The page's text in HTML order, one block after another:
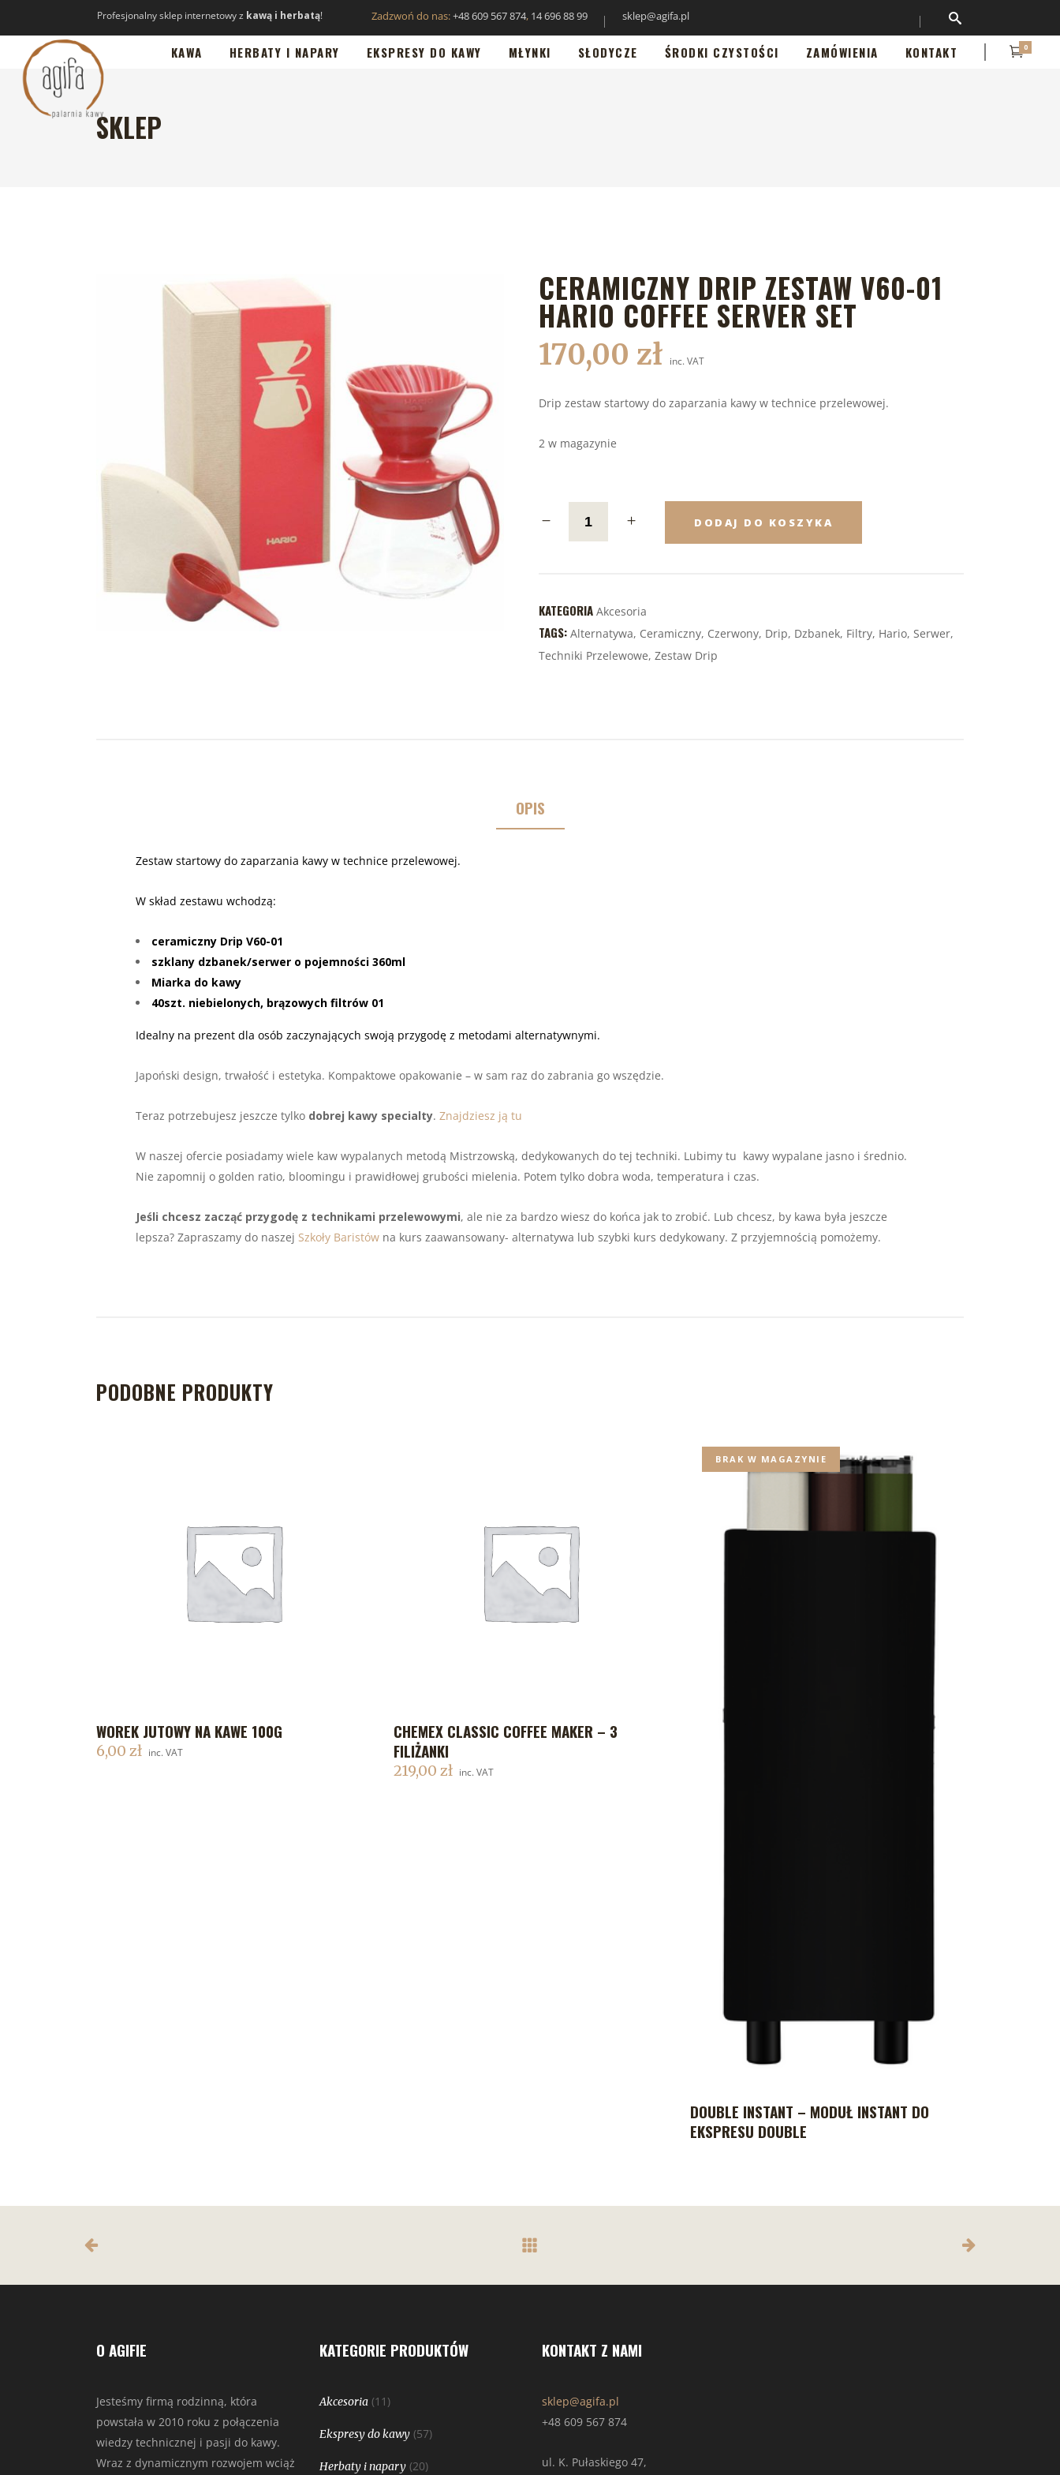
Profesjonalny sklep internetowy z kawą i herbatą! Zadzwoń do nas:+48 609 567 874, 14 696 88 99 sklep@agifa.pl
KAWA HERBATY I NAPARY EKSPRESY DO KAWY MŁYNKI SŁODYCZE ŚRODKI CZYSTOŚCI ZAMÓWIENIA KONTAKT 0
SKLEP
CERAMICZNY DRIP ZESTAW V60-01
HARIO COFFEE SERVER SET
170,00 zł inc. VAT
Drip zestaw startowy do zaparzania kawy w technice przelewowej.
2 w magazynie
DODAJ DO KOSZYKA
KATEGORIA Akcesoria
TAGS: Alternatywa, Ceramiczny, Czerwony, Drip, Dzbanek, Filtry, Hario, Serwer,
Techniki Przelewowe, Zestaw Drip
OPIS
Zestaw startowy do zaparzania kawy w technice przelewowej.
W skład zestawu wchodzą:
ceramiczny Drip V60-01
szklany dzbanek/serwer o pojemności 360ml
Miarka do kawy
40szt. niebielonych, brązowych filtrów 01
Idealny na prezent dla osób zaczynających swoją przygodę z metodami alternatywnymi.
Japoński design, trwałość i estetyka. Kompaktowe opakowanie – w sam raz do zabrania go wszędzie.
Teraz potrzebujesz jeszcze tylko dobrej kawy specialty. Znajdziesz ją tu
W naszej ofercie posiadamy wiele kaw wypalanych metodą Mistrzowską, dedykowanych do tej techniki. Lubimy tu kawy wypalane jasno i średnio.
Nie zapomnij o golden ratio, bloomingu i prawidłowej grubości mielenia. Potem tylko dobra woda, temperatura i czas.
Jeśli chcesz zacząć przygodę z technikami przelewowymi, ale nie za bardzo wiesz do końca jak to zrobić. Lub chcesz, by kawa była jeszcze
lepsza? Zapraszamy do naszej Szkoły Baristów na kurs zaawansowany- alternatywa lub szybki kurs dedykowany. Z przyjemnością pomożemy.
PODOBNE PRODUKTY
DODAJ DO KOSZYKA
WOREK JUTOWY NA KAWE 100G
6,00 zł inc. VAT
DODAJ DO KOSZYKA
CHEMEX CLASSIC COFFEE MAKER – 3
FILIŻANKI
219,00 zł inc. VAT
BRAK W MAGAZYNIE
DOUBLE INSTANT – MODUŁ INSTANT DO
EKSPRESU DOUBLE
O AGIFIE
Jesteśmy firmą rodzinną, która
powstała w 2010 roku z połączenia
wiedzy technicznej i pasji do kawy.
Wraz z dynamicznym rozwojem wciąż
KATEGORIE PRODUKTÓW
Akcesoria (11)
Ekspresy do kawy (57)
Herbaty i napary (20)
KONTAKT Z NAMI
sklep@agifa.pl
+48 609 567 874
ul. K. Pułaskiego 47,